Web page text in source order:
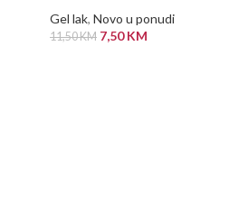
Gel lak, Novo u ponudi
11,50KM 7,50KM